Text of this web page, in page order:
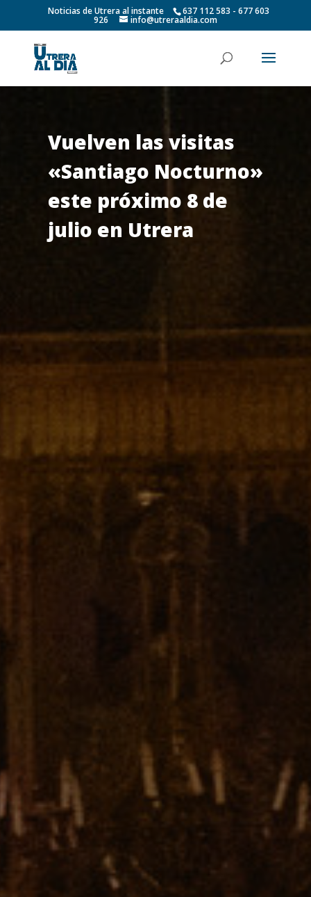
Noticias de Utrera al instante 637 112 583 - 677 603
926 info@utreraaldia.com
Vuelven las visitas
«Santiago Nocturno»
este próximo 8 de
julio en Utrera